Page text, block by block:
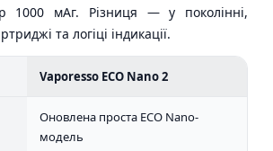
1000 мАг. Різниця — у поколінні,
та логіці індикації.
Vaporesso ECO Nano 2
Оновлена проста ECO Nano-
модель